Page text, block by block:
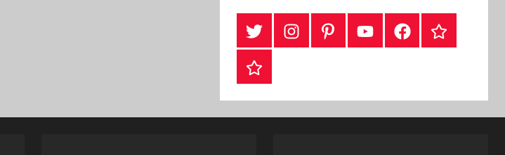
#TwitterInstagramPinterestYouTubeFacebook
TikTok
Webshop